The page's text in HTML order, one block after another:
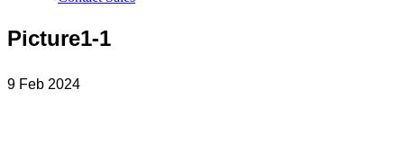
Picture1-1
9 Feb 2024